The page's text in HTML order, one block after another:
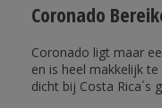
Coronado
Coronado ligt maar
en is heel makkelijk
dicht bij Costa Rica´s